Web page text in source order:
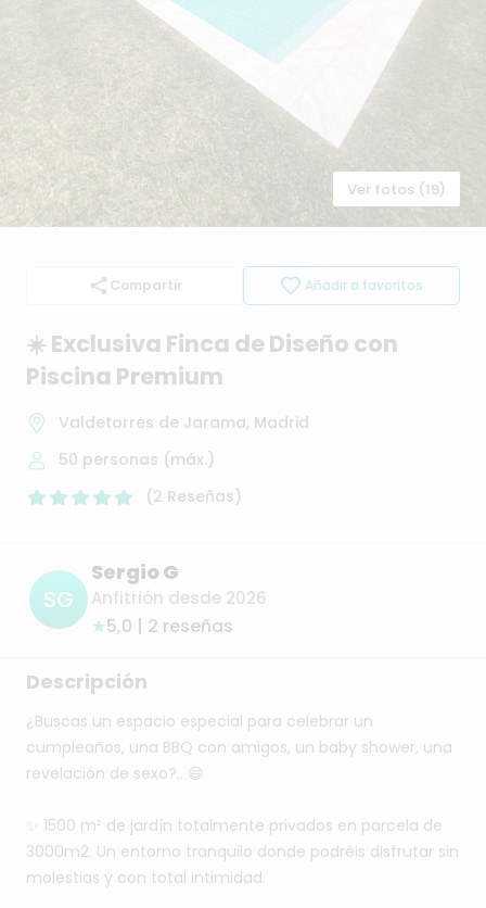
Ver fotos (19)
Compartir Añadir a favoritos
☀️Exclusiva Finca de Diseño con
Piscina Premium
Valdetorres de Jarama, Madrid
50 personas (máx.)
(2 Reseñas)
SG
Sergio G
Anfitrión desde 2026
★5,0 | 2 reseñas
Descripción
¿Buscas un espacio especial para celebrar un
cumpleaños, una BBQ con amigos, un baby shower, una
revelación de sexo?.. 😄
1500 m² de jardín totalmente privados en parcela de
3000m2. Un entorno tranquilo donde podréis disfrutar sin
molestias y con total intimidad.